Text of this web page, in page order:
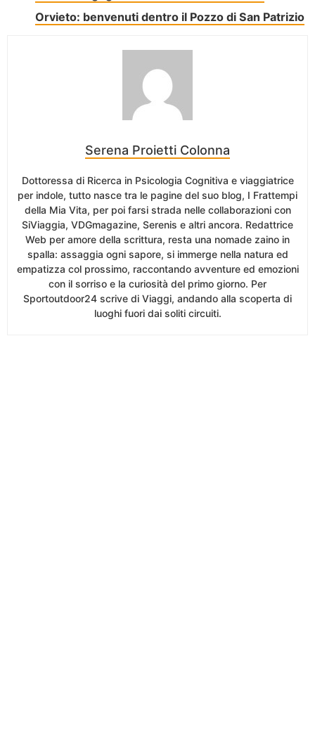
Orvieto: benvenuti dentro il Pozzo di San Patrizio
Serena Proietti Colonna
Dottoressa di Ricerca in Psicologia Cognitiva e viaggiatrice
per indole, tutto nasce tra le pagine del suo blog, I Frattempi
della Mia Vita, per poi farsi strada nelle collaborazioni con
SiViaggia, VDGmagazine, Serenis e altri ancora. Redattrice
Web per amore della scrittura, resta una nomade zaino in
spalla: assaggia ogni sapore, si immerge nella natura ed
empatizza col prossimo, raccontando avventure ed emozioni
con il sorriso e la curiosità del primo giorno. Per
Sportoutdoor24 scrive di Viaggi, andando alla scoperta di
luoghi fuori dai soliti circuiti.